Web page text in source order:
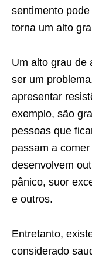
sentimento
torna um alto
Um alto grau de
ser um
apresentar
exemplo, são
pessoas que
passam a
desenvolvem
pânico, suor
e outros.
Entretanto,
considerado